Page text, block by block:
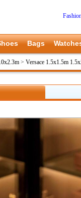
Bags
> Versace 1.5x1.5m
上一张